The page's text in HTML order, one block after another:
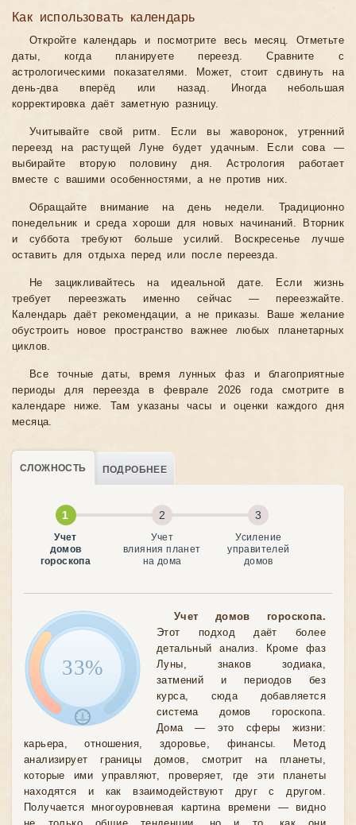
Как использовать календарь
Откройте календарь и посмотрите весь месяц. Отметьте
даты, когда планируете переезд. Сравните с
астрологическими показателями. Может, стоит сдвинуть на
день-два вперёд или назад. Иногда небольшая
корректировка даёт заметную разницу.
Учитывайте свой ритм. Если вы жаворонок, утренний
переезд на растущей Луне будет удачным. Если сова —
выбирайте вторую половину дня. Астрология работает
вместе с вашими особенностями, а не против них.
Обращайте внимание на день недели. Традиционно
понедельник и среда хороши для новых начинаний. Вторник
и суббота требуют больше усилий. Воскресенье лучше
оставить для отдыха перед или после переезда.
Не зацикливайтесь на идеальной дате. Если жизнь
требует переезжать именно сейчас — переезжайте.
Календарь даёт рекомендации, а не приказы. Ваше желание
обустроить новое пространство важнее любых планетарных
циклов.
Все точные даты, время лунных фаз и благоприятные
периоды для переезда в феврале 2026 года смотрите в
календаре ниже. Там указаны часы и оценки каждого дня
месяца.
СЛОЖНОСТЬ ПОДРОБНЕЕ
Учет
домов
гороскопа
Учет
влияния планет
на дома
Усиление
управителей
домов
33%
Учет домов гороскопа.
Этот подход даёт более
детальный анализ. Кроме фаз
Луны, знаков зодиака,
затмений и периодов без
курса, сюда добавляется
система домов гороскопа.
Дома — это сферы жизни:
карьера, отношения, здоровье, финансы. Метод
анализирует границы домов, смотрит на планеты,
которые ими управляют, проверяет, где эти планеты
находятся и как взаимодействуют друг с другом.
Получается многоуровневая картина времени — видно